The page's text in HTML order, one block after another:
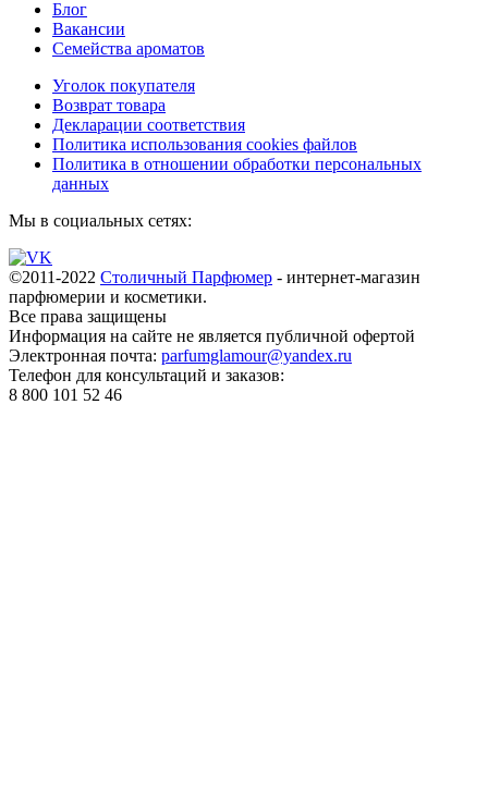
Блог
Вакансии
Семейства ароматов
Уголок покупателя
Возврат товара
Декларации соответствия
Политика использования cookies файлов
Политика в отношении обработки персональных
данных
Мы в социальных сетях:
©2011-2022 Столичный Парфюмер - интернет-магазин
парфюмерии и косметики.
Все права защищены
Информация на сайте не является публичной офертой
Электронная почта: parfumglamour@yandex.ru
Телефон для консультаций и заказов:
8 800 101 52 46